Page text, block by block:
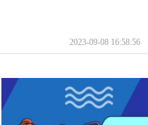
2023-09-08 16:58:56